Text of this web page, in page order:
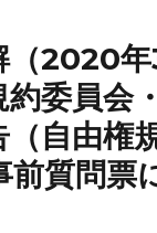
2020年
約委員会
（自由権
前質問票